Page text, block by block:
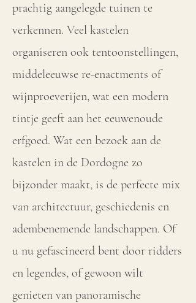
prachtig aangelegde tuinen te
verkennen. Veel kastelen
organiseren ook tentoonstellingen,
middeleeuwse re-enactments of
wijnproeverijen, wat een modern
tintje geeft aan het eeuwenoude
erfgoed. Wat een bezoek aan de
kastelen in de Dordogne zo
bijzonder maakt, is de perfecte mix
van architectuur, geschiedenis en
adembenemende landschappen. Of
u nu gefascineerd bent door ridders
en legendes, of gewoon wilt
genieten van panoramische